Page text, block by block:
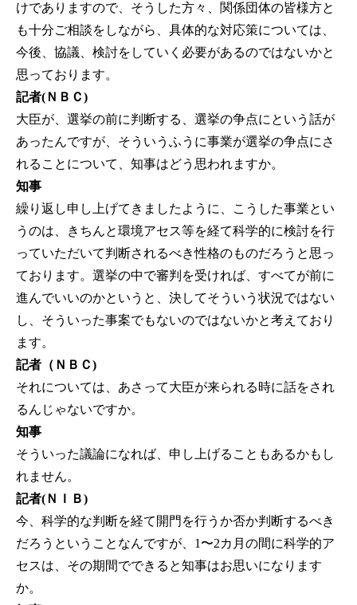
けでありますので、そうした方々、関係団体の皆様方と
も十分ご相談をしながら、具体的な対応策については、
今後、協議、検討をしていく必要があるのではないかと
思っております。
記者(ＮＢＣ)
大臣が、選挙の前に判断する、選挙の争点にという話が
あったんですが、そういうふうに事業が選挙の争点にさ
れることについて、知事はどう思われますか。
知事
繰り返し申し上げてきましたように、こうした事業とい
うのは、きちんと環境アセス等を経て科学的に検討を行
っていただいて判断されるべき性格のものだろうと思っ
ております。選挙の中で審判を受ければ、すべてが前に
進んでいいのかというと、決してそういう状況ではない
し、そういった事案でもないのではないかと考えており
ます。
記者（ＮＢＣ)
それについては、あさって大臣が来られる時に話をされ
るんじゃないですか。
知事
そういった議論になれば、申し上げることもあるかもし
れません。
記者(ＮＩＢ)
今、科学的な判断を経て開門を行うか否か判断するべき
だろうということなんですが、1〜2カ月の間に科学的ア
セスは、その期間でできると知事はお思いになります
か。